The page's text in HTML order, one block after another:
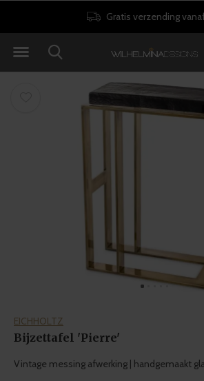
Gratis verzending
EICHHOLTZ
Bijzettafel 'Pierre'
Vintage messing afwerking | handgemaakt